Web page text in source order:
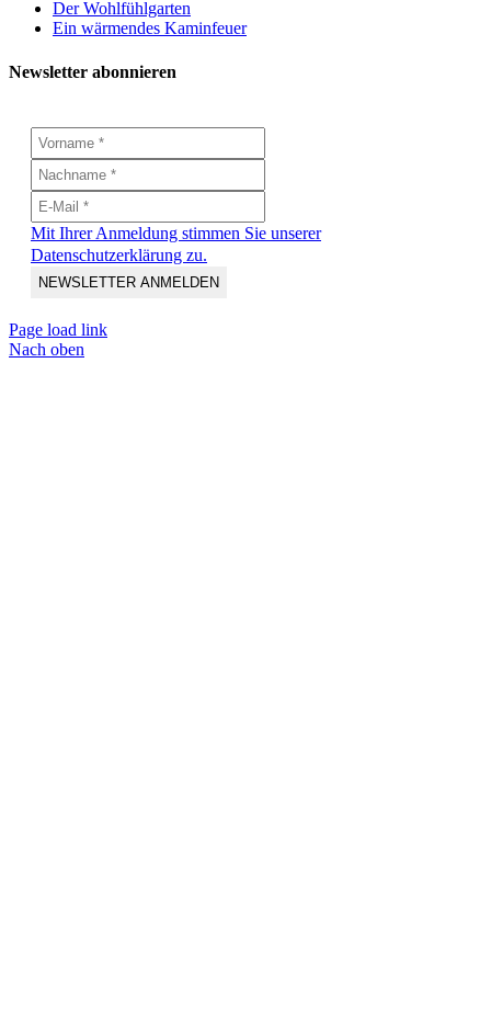
Der Wohlfühlgarten
Ein wärmendes Kaminfeuer
Newsletter abonnieren
Mit Ihrer Anmeldung stimmen Sie unserer
Datenschutzerklärung zu.
Page load link
Nach oben